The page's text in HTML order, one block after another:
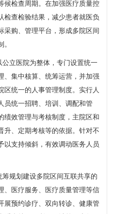
候检查周期。在加强医疗质量控
检查检验结果，减少患者就医负
采购、管理平台，形成多院区间
立医院为整体，专门设置统一
、集中核算、统筹运营，并加强
区统一的人事管理制度。实行人
员统一招聘、培训、调配和管
绩效管理与考核制度，主院区和
升、定期考核等的依据。针对不
以支持倾斜，有效调动医务人员
规划建设多院区间互联共享的
、医疗服务、医疗质量管理等信
展预约诊疗、双向转诊、健康管